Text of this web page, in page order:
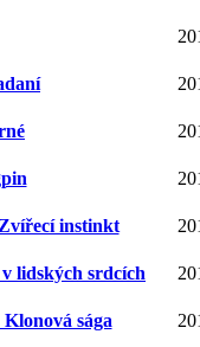
instinkt
lidských srdcích
sága